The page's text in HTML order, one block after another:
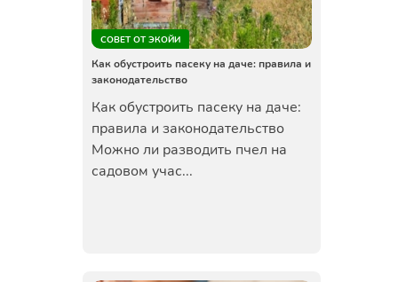
СОВЕТ ОТ ЭКОЙИ
Как обустроить пасеку на даче: правила и
законодательство
Как обустроить пасеку на даче:
правила и законодательство
Можно ли разводить пчел на
садовом учас...